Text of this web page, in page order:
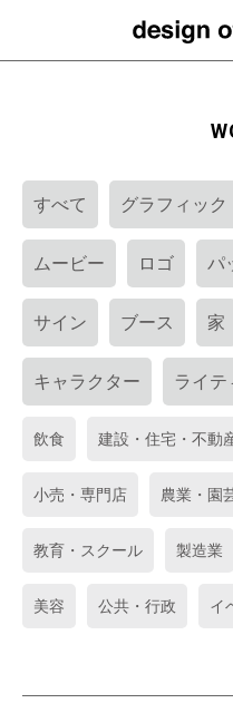
すべて グラフィック
ムービー ロゴ パ
サイン ブース 家
キャラクター ライテ
飲食 建設・住宅・不動
小売・専門店 農業・園
教育・スクール 製造業
美容 公共・行政 イ